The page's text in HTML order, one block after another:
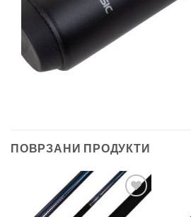
ПОВРЗАНИ ПРОДУКТИ
Во